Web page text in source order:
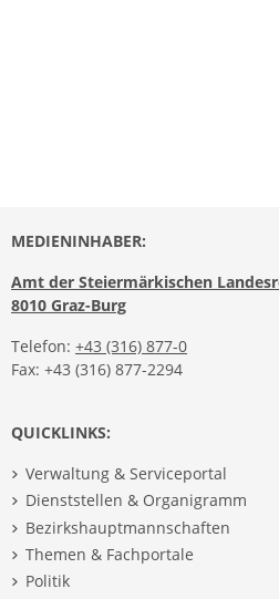
MEDIENINHABER:
Amt der Steiermärkischen
8010 Graz-Burg
Telefon: +43 (316) 877-0
Fax: +43 (316) 877-2294
QUICKLINKS:
Verwaltung & Serviceportal
Dienststellen & Organigramm
Bezirkshauptmannschaften
Themen & Fachportale
Politik